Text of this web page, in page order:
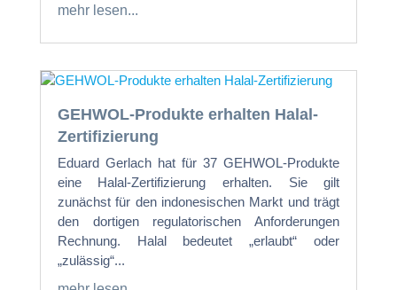
mehr lesen...
GEHWOL-Produkte erhalten Halal-
Zertifizierung
Eduard Gerlach hat für 37 GEHWOL-Produkte
eine Halal-Zertifizierung erhalten. Sie gilt
zunächst für den indonesischen Markt und trägt
den dortigen regulatorischen Anforderungen
Rechnung. Halal bedeutet „erlaubt“ oder
„zulässig“...